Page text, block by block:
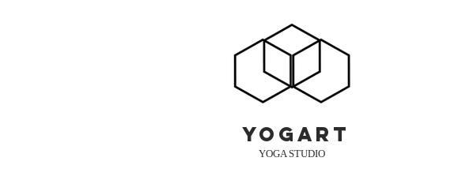
yogart
YOGA STUDIO